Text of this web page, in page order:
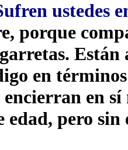
ustedes
porque
en
encierran en
pero